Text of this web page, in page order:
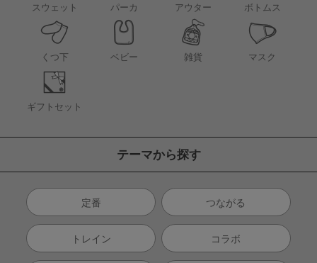
スウェット パーカ アウター ボトムス
くつ下 ベビー 雑貨 マスク
ギフトセット
テーマから探す
定番 つながる
トレイン コラボ